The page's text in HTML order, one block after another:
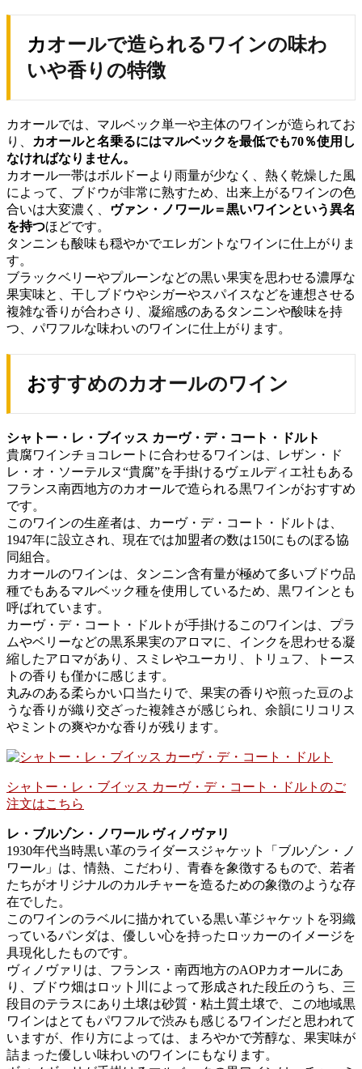
カオールで造られるワインの味わ
いや香りの特徴
カオールでは、マルベック単一や主体のワインが造られてお
り、
カオールと名乗るにはマルベックを最低でも70％使用し
なければなりません。
カオール一帯はボルドーより雨量が少なく、熱く乾燥した風
によって、ブドウが非常に熟すため、出来上がるワインの色
合いは大変濃く、
ヴァン・ノワール＝黒いワインという異名
を持つほどです。
タンニンも酸味も穏やかでエレガントなワインに仕上がりま
す。
ブラックベリーやプルーンなどの黒い果実を思わせる濃厚な
果実味と、干しブドウやシガーやスパイスなどを連想させる
複雑な香りが合わさり、凝縮感のあるタンニンや酸味を持
つ、パワフルな味わいのワインに仕上がります。
おすすめのカオールのワイン
シャトー・レ・ブイッス カーヴ・デ・コート・ドルト
貴腐ワインチョコレートに合わせるワインは、レザン・ド
レ・オ・ソーテルヌ“貴腐”を手掛けるヴェルディエ社もある
フランス南西地方のカオールで造られる黒ワインがおすすめ
です。
このワインの生産者は、カーヴ・デ・コート・ドルトは、
1947年に設立され、現在では加盟者の数は150にものぼる協
同組合。
カオールのワインは、タンニン含有量が極めて多いブドウ品
種でもあるマルベック種を使用しているため、黒ワインとも
呼ばれています。
カーヴ・デ・コート・ドルトが手掛けるこのワインは、プラ
ムやベリーなどの黒系果実のアロマに、インクを思わせる凝
縮したアロマがあり、スミレやユーカリ、トリュフ、トース
トの香りも僅かに感じます。
丸みのある柔らかい口当たりで、果実の香りや煎った豆のよ
うな香りが織り交ざった複雑さが感じられ、余韻にリコリス
やミントの爽やかな香りが残ります。
シャトー・レ・ブイッス カーヴ・デ・コート・ドルトのご
注文はこちら
レ・ブルゾン・ノワール ヴィノヴァリ
1930年代当時黒い革のライダースジャケット「ブルゾン・ノ
ワール」は、情熱、こだわり、青春を象徴するもので、若者
たちがオリジナルのカルチャーを造るための象徴のような存
在でした。
このワインのラベルに描かれている黒い革ジャケットを羽織
っているパンダは、優しい心を持ったロッカーのイメージを
具現化したものです。
ヴィノヴァリは、フランス・南西地方のAOPカオールにあ
り、ブドウ畑はロット川によって形成された段丘のうち、三
段目のテラスにあり土壌は砂質・粘土質土壌で、この地域黒
ワインはとてもパワフルで渋みも感じるワインだと思われて
いますが、作り方によっては、まろやかで芳醇な、果実味が
詰まった優しい味わいのワインにもなります。